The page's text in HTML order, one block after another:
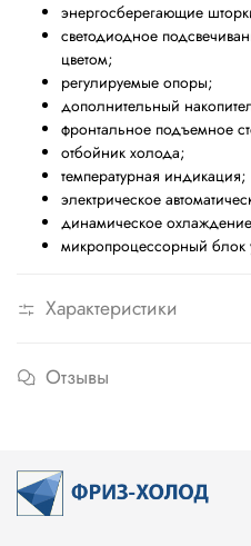
энергосберегающие
светодиодное
цветом;
регулируемые опоры;
дополнительный
фронтальное подъемное
отбойник холода;
температурная индикация;
электрическое
динамическое
микропроцессорный блок
Характеристики
Отзывы